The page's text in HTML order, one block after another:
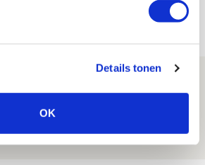
Details tonen
OK
‘geen reet’ uit